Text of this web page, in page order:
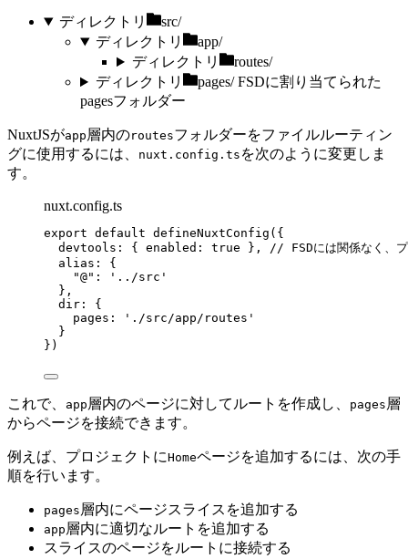
ディレクトリ
src/
ディレクトリ
app/
ディレクトリ
routes/
ディレクトリ
pages/ FSDに割り当てられた
pagesフォルダー
NuxtJSがapp 層内のroutesフォルダーをファイルルーティン
グに使用するには、
nuxt.config.ts を次のように変更しま
す。
nuxt.config.ts
export default defineNuxtConfig ({
devtools: { enabled: true }, // FSDには関係なく、
alias: {
"@" : ' ../src '
},
dir: {
pages:
' ./src/app/routes '
}
})
これで、 app 層内のページに対してルートを作成し、 pages 層
からページを接続できます。
例えば、プロジェクトにHomeページを追加するには、次の手
順を行います。
pages 層内にページスライスを追加する
app 層内に適切なルートを追加する
スライスのページをルートに接続する